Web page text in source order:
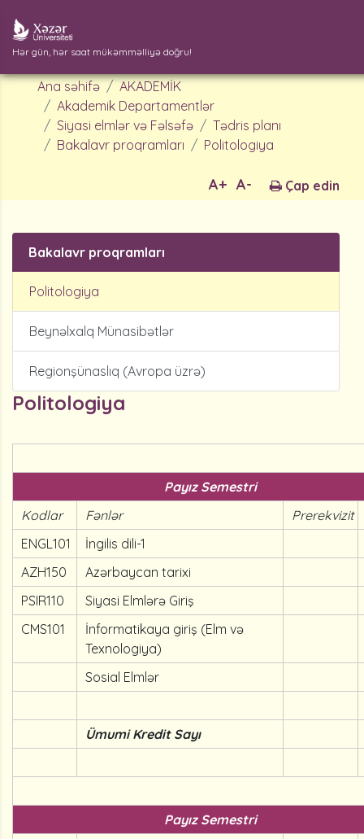
Hər gün, hər saat mükəmməlliyə doğru!
Ana səhifə
AKADEMİK
Akademik Departamentlər
Siyasi elmlər və Fəlsəfə
Tədris planı
Bakalavr proqramları
Politologiya
Çap edin
A-
A+
Bakalavr proqramları
Politologiya
Beynəlxalq Münasibətlər
Regionşünaslıq (Avropa üzrə)
Politologiya
Payız Semestri
Kodlar
Fənlər
Prerekvizit
ENGL101
İngilis dili-1
AZH150
Azərbaycan tarixi
PSIR110
Siyasi Elmlərə Giriş
CMS101
İnformatikaya giriş (Elm və
Texnologiya)
Sosial Elmlər
Ümumi Kredit Sayı
Payız Semestri